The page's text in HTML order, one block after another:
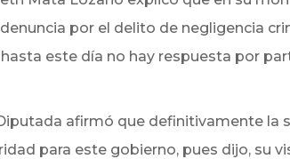
por el delito de negligencia
este día no hay respuesta por
afirmó que definitivamente la
para este gobierno, pues dijo, su